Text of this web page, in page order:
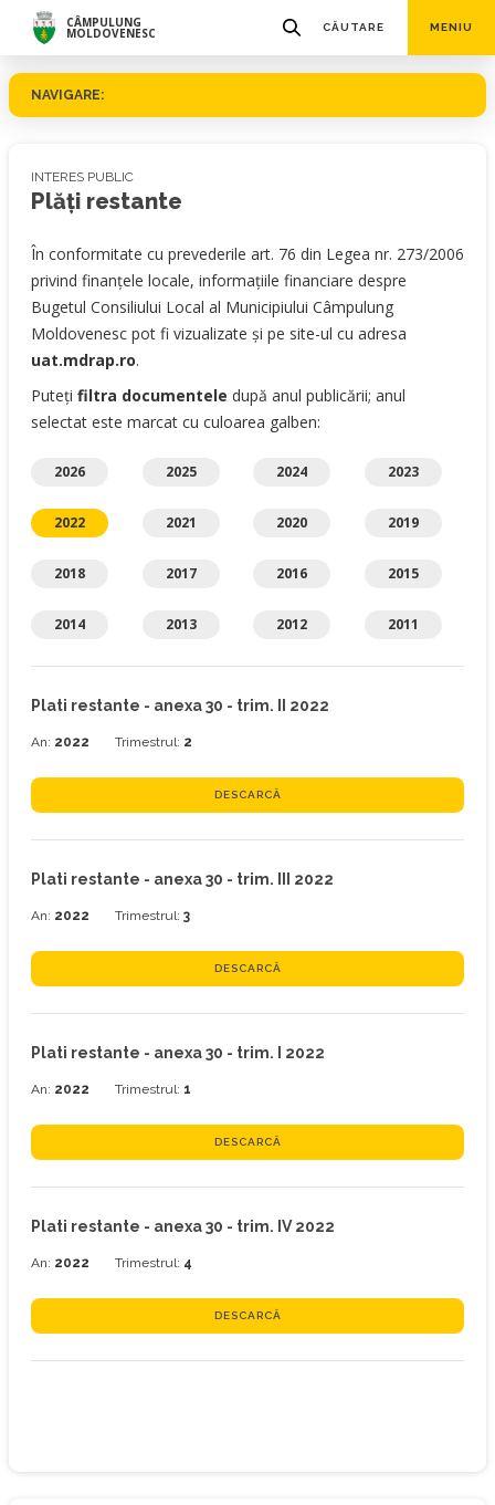
CÂMPULUNG
MOLDOVENESC CĂUTARE MENIU
NAVIGARE:
INTERES PUBLIC
Plăţi restante
În conformitate cu prevederile art. 76 din Legea nr. 273/2006
privind finanţele locale, informaţiile financiare despre
Bugetul Consiliului Local al Municipiului Câmpulung
Moldovenesc pot fi vizualizate şi pe site-ul cu adresa
uat.mdrap.ro.
Puteți filtra documentele după anul publicării; anul
selectat este marcat cu culoarea galben:
2026 2025 2024 2023
2022 2021 2020 2019
2018 2017 2016 2015
2014 2013 2012 2011
Plati restante - anexa 30 - trim. II 2022
An: 2022 Trimestrul: 2
DESCARCĂ
Plati restante - anexa 30 - trim. III 2022
An: 2022 Trimestrul: 3
DESCARCĂ
Plati restante - anexa 30 - trim. I 2022
An: 2022 Trimestrul: 1
DESCARCĂ
Plati restante - anexa 30 - trim. IV 2022
An: 2022 Trimestrul: 4
DESCARCĂ